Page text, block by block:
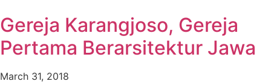
Gereja Karangjoso, Gereja
Pertama Berarsitektur Jawa
March 31, 2018